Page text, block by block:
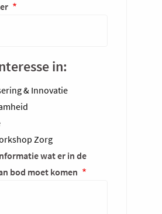
in:
& Innovatie
Zorg
wat er in de
bod moet komen